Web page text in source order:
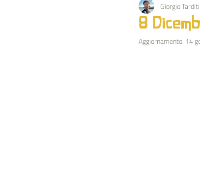
PEDAGOGIA KARMA
OCCULTISMO NATURA
8
Giorgio
Aggiornamento: 14